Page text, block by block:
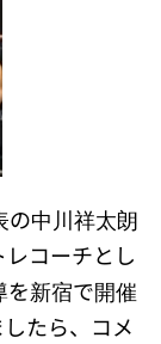
の中川祥太朗
コーチとし
新宿で開催
たら、コメ